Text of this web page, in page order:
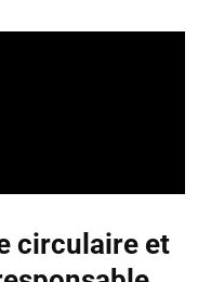
circulaire et